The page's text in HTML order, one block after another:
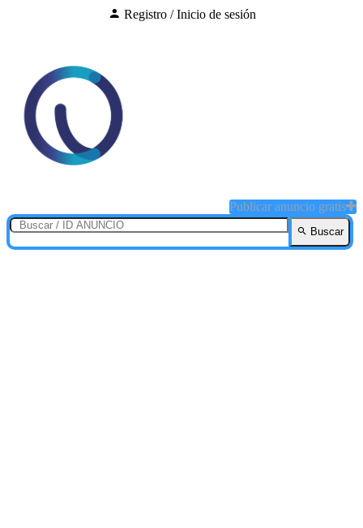
Registro / Inicio de sesión
Publicar anuncio gratis
Buscar